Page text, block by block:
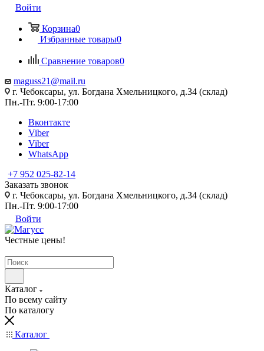
Войти
Корзина0
Избранные товары0
Сравнение товаров0
maguss21@mail.ru
г. Чебоксары, ул. Богдана Хмельницкого, д.34 (склад)
Пн.-Пт. 9:00-17:00
Вконтакте
Viber
Viber
WhatsApp
+7 952 025-82-14
Заказать звонок
г. Чебоксары, ул. Богдана Хмельницкого, д.34 (склад)
Пн.-Пт. 9:00-17:00
Войти
Честные цены!
Каталог
По всему сайту
По каталогу
Каталог